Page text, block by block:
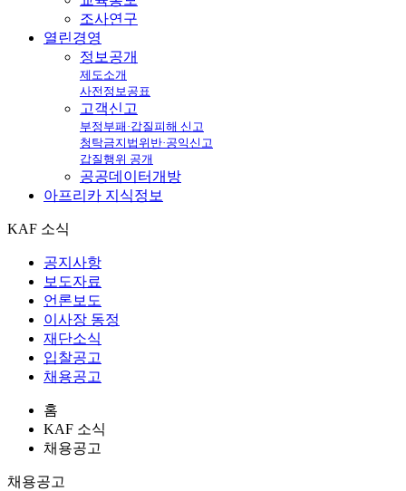
조사연구
열린경영
정보공개
제도소개
사전정보공표
고객신고
부정부패·갑질피해 신고
청탁금지법위반·공익신고
갑질행위 공개
공공데이터개방
아프리카 지식정보
KAF 소식
공지사항
보도자료
언론보도
이사장 동정
재단소식
입찰공고
채용공고
홈
KAF 소식
채용공고
채용공고